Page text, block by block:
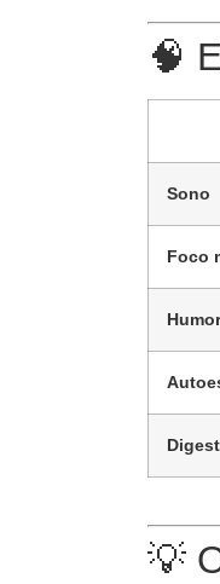
🧠
Sono
Foco
💡